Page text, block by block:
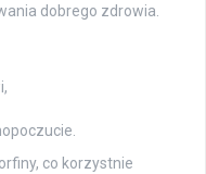
dobrego zdrowia.
co korzystnie